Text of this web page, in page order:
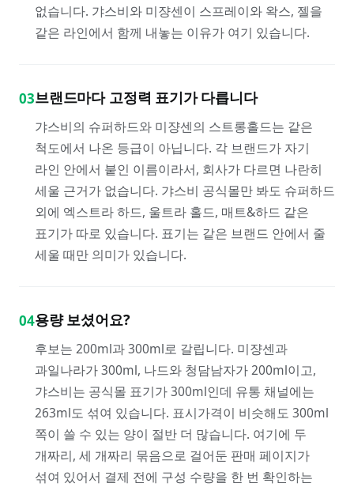
없습니다. 갸스비와 미쟝센이 스프레이와 왁스, 젤을
같은 라인에서 함께 내놓는 이유가 여기 있습니다.
03브랜드마다 고정력 표기가 다릅니다
갸스비의 슈퍼하드와 미쟝센의 스트롱홀드는 같은
척도에서 나온 등급이 아닙니다. 각 브랜드가 자기
라인 안에서 붙인 이름이라서, 회사가 다르면 나란히
세울 근거가 없습니다. 갸스비 공식몰만 봐도 슈퍼하드
외에 엑스트라 하드, 울트라 홀드, 매트&하드 같은
표기가 따로 있습니다. 표기는 같은 브랜드 안에서 줄
세울 때만 의미가 있습니다.
04용량 보셨어요?
후보는 200ml과 300ml로 갈립니다. 미쟝센과
과일나라가 300ml, 나드와 청담남자가 200ml이고,
갸스비는 공식몰 표기가 300ml인데 유통 채널에는
263ml도 섞여 있습니다. 표시가격이 비슷해도 300ml
쪽이 쓸 수 있는 양이 절반 더 많습니다. 여기에 두
개짜리, 세 개짜리 묶음으로 걸어둔 판매 페이지가
섞여 있어서 결제 전에 구성 수량을 한 번 확인하는